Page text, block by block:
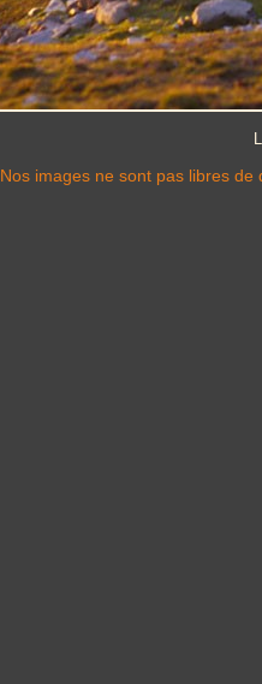
Nos images ne sont pas libres